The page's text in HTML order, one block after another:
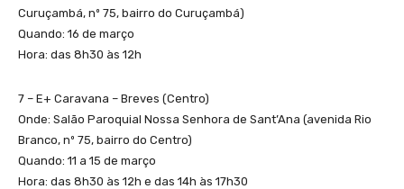
Curuçambá, nº 75, bairro do Curuçambá)
Quando: 16 de março
Hora: das 8h30 às 12h
7 – E+ Caravana – Breves (Centro)
Onde: Salão Paroquial Nossa Senhora de Sant’Ana (avenida Rio
Branco, nº 75, bairro do Centro)
Quando: 11 a 15 de março
Hora: das 8h30 às 12h e das 14h às 17h30